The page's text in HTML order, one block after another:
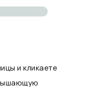
и кликаете